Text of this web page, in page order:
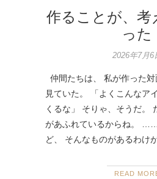
作ることが、考
った
2026年7月6
仲間たちは、 私が作った
見ていた。 「よくこんなア
くるな」 そりゃ、そうだ。
があふれているからね。
ど、 そんなものがあるわけ
READ